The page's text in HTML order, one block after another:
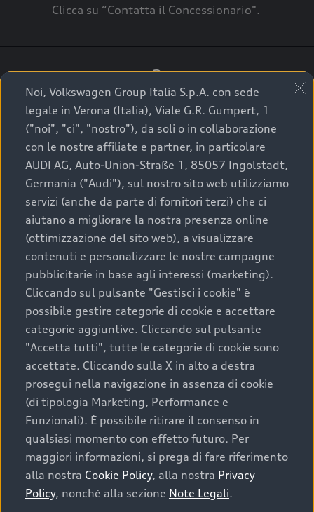
Clicca su “Contatta il Concessionario".
3
A breve verrai ricontattato dal Customer Care
Audi Center o direttamente dal Concessionario
che ti supporterà per finalizzare la tua richiesta.
La qualità di acquistare
un’auto usata Audi
Scegliere un’auto usata è una decisione che coniuga
convenienza, affidabilità e sostenibilità. Per fare un
acquisto sicuro, è essenziale considerare aspetti
determinanti come la garanzia inclusa e l’affidabilità del
marchio. Audi offre l’auto usata perfetta tramite Audi
Prima Scelta :plus
Cosa sapere prima di
acquistare la tua prossima
auto
Noi, Volkswagen Group Italia S.p.A. con sede
legale in Verona (Italia), Viale G.R. Gumpert, 1
("noi", "ci", "nostro"), da soli o in collaborazione
con le nostre affiliate e partner, in particolare
AUDI AG, Auto-Union-Straße 1, 85057 Ingolstadt,
Germania ("Audi"), sul nostro sito web utilizziamo
servizi (anche da parte di fornitori terzi) che ci
aiutano a migliorare la nostra presenza online
(ottimizzazione del sito web), a visualizzare
contenuti e personalizzare le nostre campagne
pubblicitarie in base agli interessi (marketing).
Cliccando sul pulsante "Gestisci i cookie" è
possibile gestire categorie di cookie e accettare
categorie aggiuntive. Cliccando sul pulsante
"Accetta tutti", tutte le categorie di cookie sono
accettate. Cliccando sulla X in alto a destra
prosegui nella navigazione in assenza di cookie
(di tipologia Marketing, Performance e
Funzionali). È possibile ritirare il consenso in
qualsiasi momento con effetto futuro. Per
maggiori informazioni, si prega di fare riferimento
alla nostra Cookie Policy, alla nostra Privacy
Policy, nonché alla sezione Note Legali.